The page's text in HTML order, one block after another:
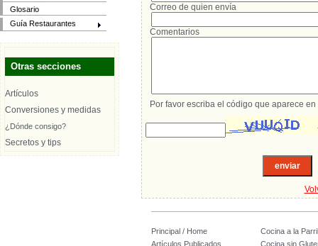
Glosario
Guía Restaurantes
Otras secciones
Artículos
Conversiones y medidas
¿Dónde consigo?
Secretos y tips
Correo de quien envía
Comentarios
Por favor escriba el código que aparece en
Principal / Home
Cocina a la
Artículos Publicados
Cocina sin